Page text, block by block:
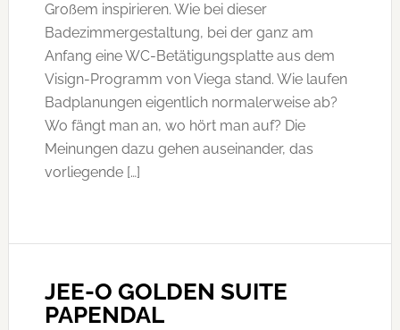
Großem inspirieren. Wie bei dieser
Badezimmergestaltung, bei der ganz am
Anfang eine WC-Betätigungsplatte aus dem
Visign-Programm von Viega stand. Wie laufen
Badplanungen eigentlich normalerweise ab?
Wo fängt man an, wo hört man auf? Die
Meinungen dazu gehen auseinander, das
vorliegende […]
JEE-O GOLDEN SUITE
PAPENDAL